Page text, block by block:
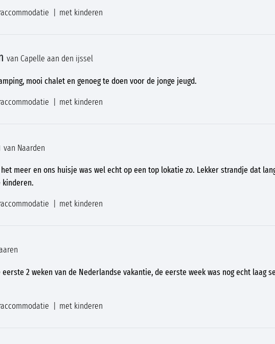
met kinderen
van Capelle aan den ijssel
mooi chalet en genoeg te doen voor de jonge jeugd.
met kinderen
van Naarden
meer en ons huisje was wel echt op een top lokatie zo. Lekker strandje dat
met kinderen
2 weken van de Nederlandse vakantie, de eerste week was nog echt laag
met kinderen